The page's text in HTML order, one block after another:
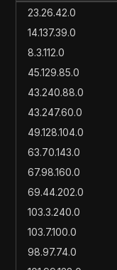
23.26.42.0
14.137.39.0
8.3.112.0
45.129.85.0
43.240.88.0
43.247.60.0
49.128.104.0
63.70.143.0
67.98.160.0
69.44.202.0
103.3.240.0
103.7.100.0
98.97.74.0